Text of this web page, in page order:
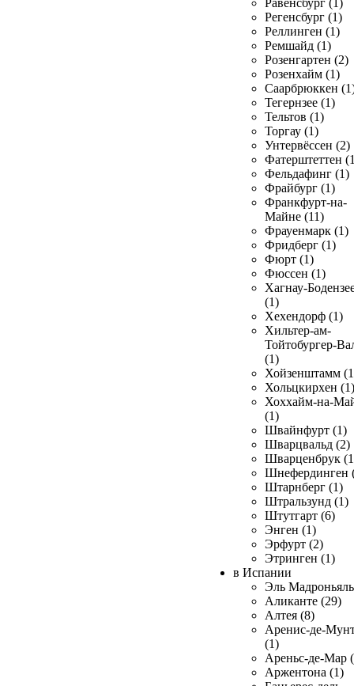
Равенсбург (1)
Регенсбург (1)
Реллинген (1)
Ремшайд (1)
Розенгартен (2)
Розенхайм (1)
Саарбрюккен
Тегернзее (1)
Тельтов (1)
Торгау (1)
Унтервёссен (2)
Фатерштеттен
Фельдафинг (1)
Фрайбург (1)
Франкфурт-на-
Майне (11)
Фрауенмарк (1)
Фридберг (1)
Фюрт (1)
Фюссен (1)
Хагнау-
(1)
Хехендорф (1)
Хильтер-ам-
Тойтобургер-
(1)
Хойзенштамм
Хольцкирхен (1)
Хоххайм-на-
(1)
Швайнфурт (1)
Шварцвальд (2)
Шварценбрук
Шнефердинген
Штарнберг (1)
Штральзунд (1)
Штутгарт (6)
Энген (1)
Эрфурт (2)
Этринген (1)
в Испании
Эль
Аликанте (29)
Алтея (8)
Аренис-де-
(1)
Ареньс-де-Мар
Аржентона (1)